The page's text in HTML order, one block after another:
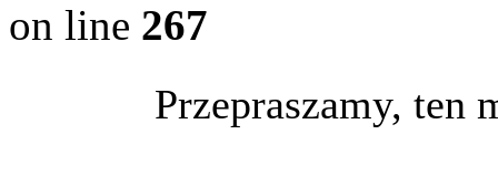
on line 267
Przepraszamy,